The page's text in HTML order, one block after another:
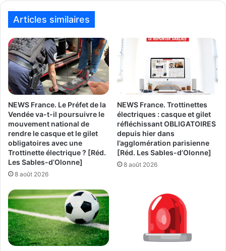
Articles similaires
NEWS France. Le Préfet de la
Vendée va-t-il poursuivre le
mouvement national de
rendre le casque et le gilet
obligatoires avec une
Trottinette électrique ? [Réd.
Les Sables-d’Olonne]
8 août 2026
NEWS France. Trottinettes
électriques : casque et gilet
réfléchissant OBLIGATOIRES
depuis hier dans
l’agglomération parisienne
[Réd. Les Sables-d’Olonne]
8 août 2026